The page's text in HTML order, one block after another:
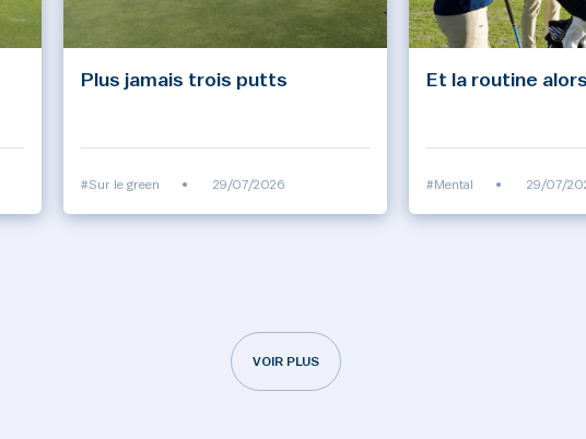
Plus jamais trois putts
#Sur le green • 29/07/2026
Et la routine
#Mental • 29/07/
VOIR PLUS